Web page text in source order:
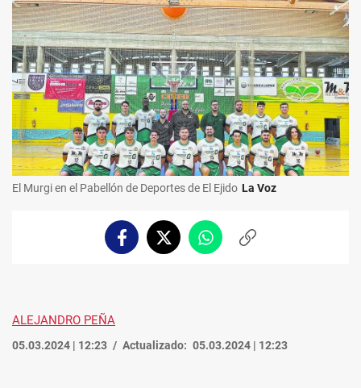
El Murgi en el Pabellón de Deportes de El Ejido La Voz
FacebookTwitterWhatsappCopiar
ALEJANDRO PEÑA
05.03.2024 | 12:23 Actualizado: 05.03.2024 | 12:23